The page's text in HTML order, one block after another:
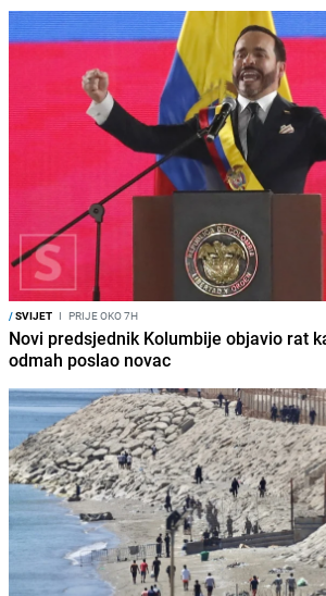
/SVIJET I PRIJE OKO 7H
Novi predsjednik Kolumbije objavio rat
odmah poslao novac